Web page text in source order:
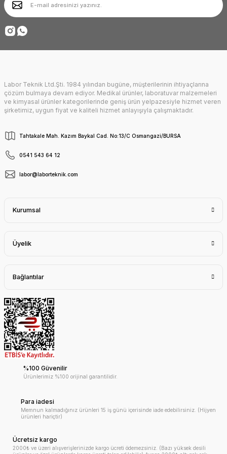
Ürün fiyatı diğer sitelerden daha pahalı.
Bu ürüne benzer farklı alternatifler olmalı.
Gönder
Deneyimini Paylaş
Labor Teknik Ltd.Şti. 1984 yılından bugüne, müşterilerinin ihtiyaçlarına
çözüm bulmaya devam ediyor. Medikal ürünler, laboratuvar malzemeleri
ve kimyasal ürünler kategorilerinde geniş ürün yelpazesiyle hizmet veren
şirketimiz, uygun fiyat ve kaliteli hizmet anlayışıyla çalışmaktadır.
Tahtakale Mah. Kazım Baykal Cad. No:13/C Osmangazi/BURSA
0541 543 64 12
labor@laborteknik.com
Kurumsal
Üyelik
Bağlantılar
%100 Güvenilir
Ürünlerimiz %100 orijinal garantilidir.
Para iadesi
Memnun kalmadığınız ürünleri 15 iş günü içerisinde iade edebilirsiniz. (Hijyen
ürünleri hariçtir)
Ücretsiz kargo
2000₺ ve üzeri alışverişlerinizde kargo ücreti ödemezsiniz. (Bazı yüksek desili